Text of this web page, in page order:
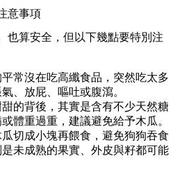
意事項
也算安全，但以下幾點要特別注
常沒在吃高纖食品，突然吃太多
、放屁、嘔吐或腹瀉。
的背後，其實是含有不少天然糖
體重過重，建議避免給予木瓜。
切成小塊再餵食，避免狗狗吞食
未成熟的果實、外皮與籽都可能